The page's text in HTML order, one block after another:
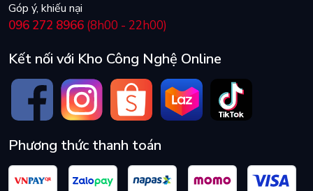
Góp ý, khiếu nại
096 272 8966 (8h00 - 22h00)
Kết nối với Kho Công Nghệ Online
Phương thức thanh toán